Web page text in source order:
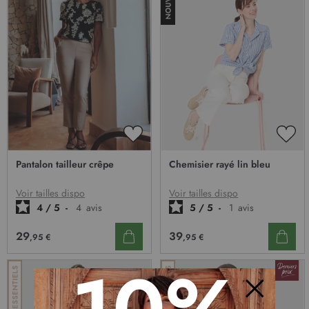
AJOUTER
D’ENVIE
Pantalon tailleur crêpe
Voir tailles dispo
4 / 5 - 4 avis
29,95 €
Chemisier rayé lin bleu
Voir tailles dispo
5 / 5 - 1 avis
39,95 €